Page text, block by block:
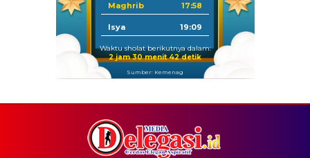
Maghrib 17:58
Isya 19:09
Waktu sholat berikutnya dalam:
2 jam 30 menit 42 detik
Sumber: Kemenag